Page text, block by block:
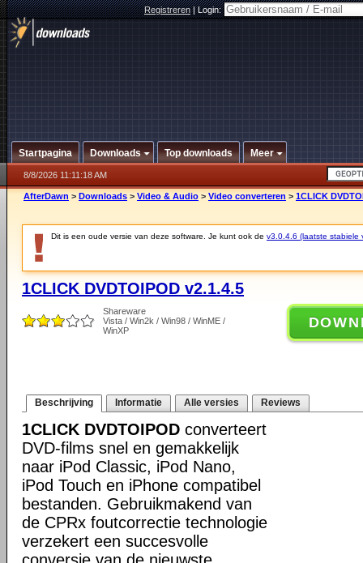
Registreren|Login:
Startpagina Downloads Top downloads Meer
8/8/2026 11:11:18 AM
AfterDawn > Downloads > Video & Audio > Video converteren > 1CLICK
Dit is een oude versie van deze software. Je kunt ook de v3.0.4.6 (laatste stabiele
1CLICK DVDTOIPOD v2.1.4.5
Shareware
Vista / Win2k / Win98 / WinME /
WinXP
Beschrijving Informatie Alle versies Reviews
1CLICK DVDTOIPOD converteert
DVD-films snel en gemakkelijk
naar iPod Classic, iPod Nano,
iPod Touch en iPhone compatibel
bestanden. Gebruikmakend van
de CPRx foutcorrectie technologie
verzekert een succesvolle